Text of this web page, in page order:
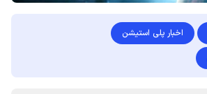
اخبار پلی استیشن